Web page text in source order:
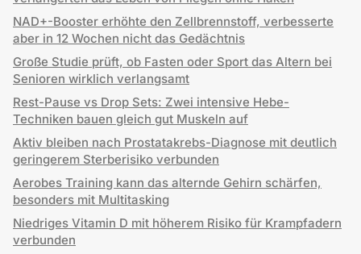
NAD+-Booster erhöhte den Zellbrennstoff, verbesserte
aber in 12 Wochen nicht das Gedächtnis
Große Studie prüft, ob Fasten oder Sport das Altern bei
Senioren wirklich verlangsamt
Rest-Pause vs Drop Sets: Zwei intensive Hebe-
Techniken bauen gleich gut Muskeln auf
Aktiv bleiben nach Prostatakrebs-Diagnose mit deutlich
geringerem Sterberisiko verbunden
Aerobes Training kann das alternde Gehirn schärfen,
besonders mit Multitasking
Niedriges Vitamin D mit höherem Risiko für Krampfadern
verbunden